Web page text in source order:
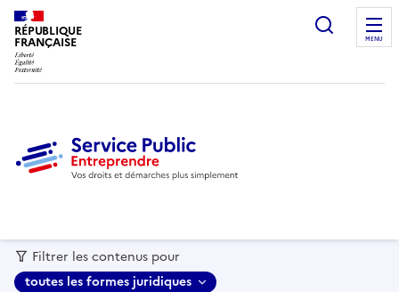
RÉPUBLIQUE
FRANÇAISE MENU
Filtrer les contenus pour
toutes les formes juridiques